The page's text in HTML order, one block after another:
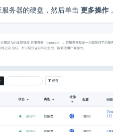
务器的硬盘，然后单击 更多操作